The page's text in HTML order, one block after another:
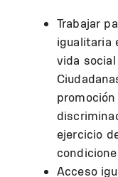
Trabajar
igualitaria
vida
ejercicio
Acceso